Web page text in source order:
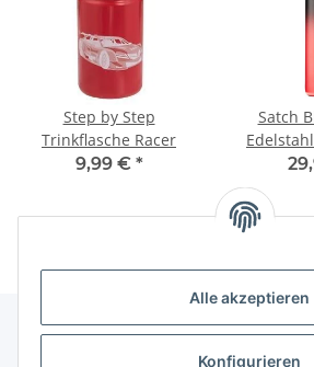
Alle akzeptieren
Konfigurieren
Step by Step
Trinkflasche Racer
9,99 € *
Satch